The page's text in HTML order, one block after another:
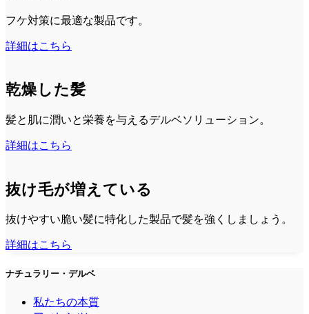
フケ対策に最適な製品です。
詳細はこちら
乾燥した髪
髪と肌に潤いと栄養を与えるデルベソリューション。
詳細はこちら
抜け毛が増えている
抜けやすい脆い髪に特化した製品で髪を強くしましょう。
詳細はこちら
ナチュラリー・デルベ
私たちの本質